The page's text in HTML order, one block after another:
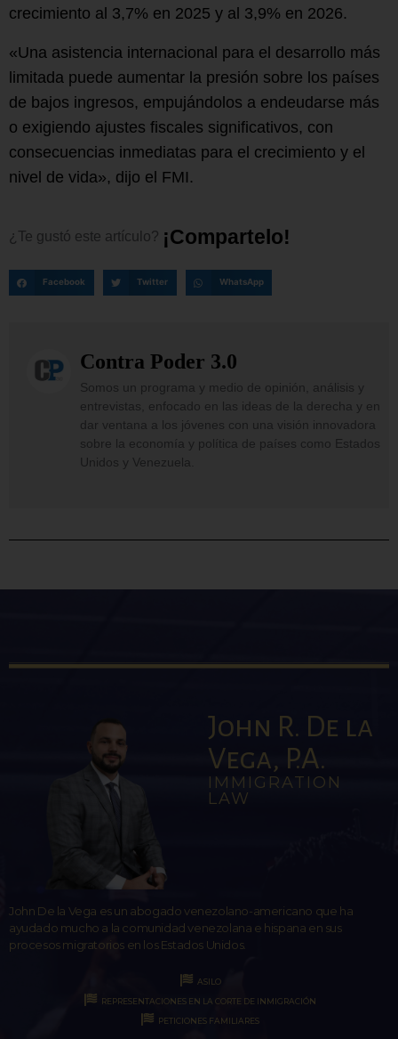
crecimiento al 3,7% en 2025 y al 3,9% en 2026.
«Una asistencia internacional para el desarrollo más
limitada puede aumentar la presión sobre los países
de bajos ingresos, empujándolos a endeudarse más
o exigiendo ajustes fiscales significativos, con
consecuencias inmediatas para el crecimiento y el
nivel de vida», dijo el FMI.
¿Te gustó este artículo? ¡Compartelo!
Facebook Twitter WhatsApp
Contra Poder 3.0
Somos un programa y medio de opinión, análisis y
entrevistas, enfocado en las ideas de la derecha y en
dar ventana a los jóvenes con una visión innovadora
sobre la economía y política de países como Estados
Unidos y Venezuela.
John R. De la
Vega, P.A.
IMMIGRATION
LAW
John De la Vega es un abogado venezolano-americano que ha
ayudado mucho a la comunidad venezolana e hispana en sus
procesos migratorios en los Estados Unidos.
ASILO
REPRESENTACIONES EN LA CORTE DE INMIGRACIÓN
PETICIONES FAMILIARES